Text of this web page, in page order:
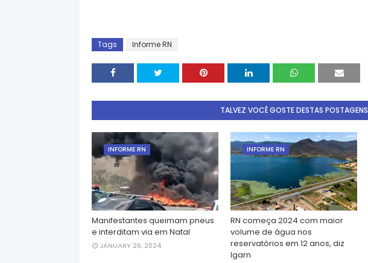
Tags Informe RN
TALVEZ VOCÊ GOSTE DESTAS POSTAGENS
INFORME RN
Manifestantes queimam pneus
e interditam via em Natal
JANUARY 26, 2024
INFORME RN
RN começa 2024 com maior
volume de água nos
reservatórios em 12 anos, diz
Igarn